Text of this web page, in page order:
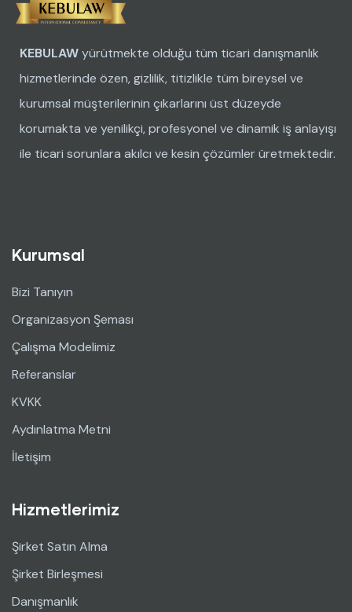
KEBULAWyürütmekte olduğu tüm ticari danışmanlık
hizmetlerinde özen, gizlilik, titizlikle tüm bireysel ve
kurumsal müşterilerinin çıkarlarını üst düzeyde
korumakta ve yenilikçi, profesyonel ve dinamik iş anlayışı
ile ticari sorunlara akılcı ve kesin çözümler üretmektedir.
Kurumsal
Bizi Tanıyın
Organizasyon Şeması
Çalışma Modelimiz
Referanslar
KVKK
Aydınlatma Metni
İletişim
Hizmetlerimiz
Şirket Satın Alma
Şirket Birleşmesi
Danışmanlık